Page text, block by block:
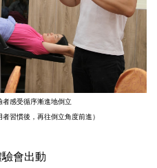
感受循序漸進地倒立
習慣後，再往倒立角度前進）
會出動